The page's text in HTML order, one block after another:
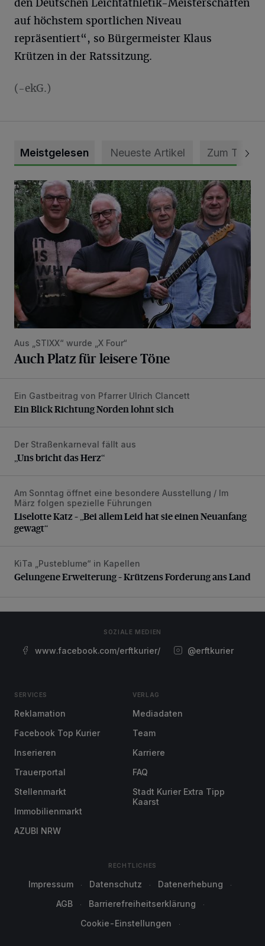
den Deutschen Leichtathletik-Meisterschaften
auf höchstem sportlichen Niveau
repräsentiert“, so Bürgermeister Klaus
Krützen in der Ratssitzung.
(-ekG.)
Meistgelesen Neueste Artikel Zum Thema
Auch Platz für leisere Töne
Aus „STIXX“ wurde „X Four“
Auch Platz für leisere Töne
Ein Blick Richtung Norden lohnt sich
Ein Gastbeitrag von Pfarrer Ulrich Clancett
Ein Blick Richtung Norden lohnt sich
„Uns bricht das Herz“
Der Straßenkarneval fällt aus
„Uns bricht das Herz“
Liselotte Katz – „Bei allem Leid hat sie einen Neuanfang
Am Sonntag öffnet eine besondere Ausstellung / Im
März folgen spezielle Führungen
Liselotte Katz – „Bei allem Leid hat sie einen Neuanfang
gewagt“
Gelungene Erweiterung – Krützens Forderung ans Land
KiTa „Pusteblume“ in Kapellen
Gelungene Erweiterung – Krützens Forderung ans Land
SOZIALE MEDIEN
www.facebook.com/erftkurier/ @erftkurier
SERVICES
Reklamation
Facebook Top Kurier
Inserieren
Trauerportal
Stellenmarkt
Immobilienmarkt
AZUBI NRW
VERLAG
Mediadaten
Team
Karriere
FAQ
Stadt Kurier Extra Tipp
Kaarst
RECHTLICHES
Impressum Datenschutz
Datenerhebung
AGB
Barrierefreiheitserklärung
Cookie-Einstellungen